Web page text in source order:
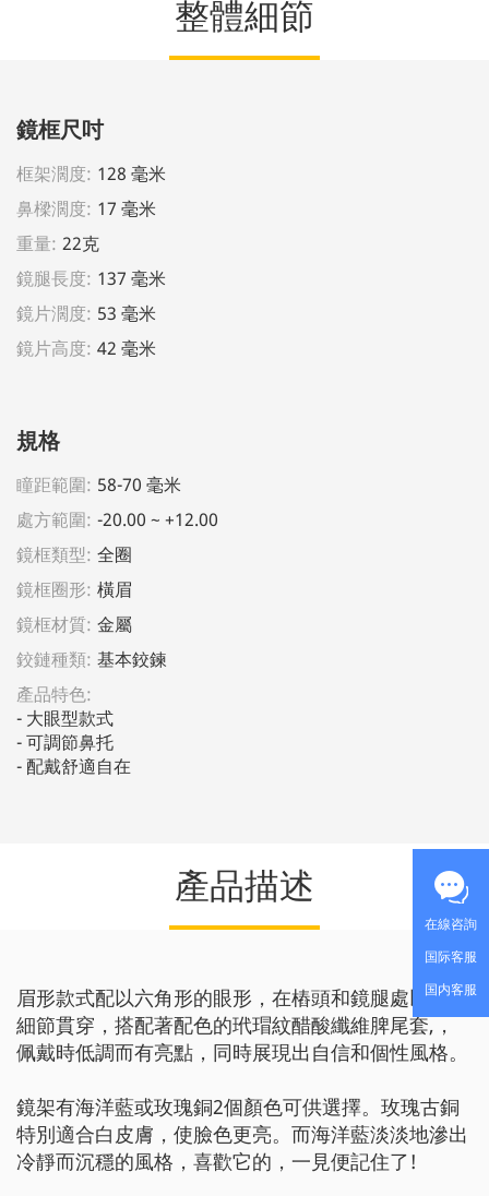
在線咨詢
国际客服
国内客服
整體細節
鏡框尺吋
框架濶度: 128 毫米
鼻樑濶度: 17 毫米
重量: 22克
鏡腿長度: 137 毫米
鏡片濶度: 53 毫米
鏡片高度: 42 毫米
規格
瞳距範圍: 58-70 毫米
處方範圍: -20.00 ~ +12.00
鏡框類型: 全圈
鏡框圈形: 橫眉
鏡框材質: 金屬
鉸鏈種類: 基本鉸鍊
產品特色:
- 大眼型款式
- 可調節鼻托
- 配戴舒適自在
產品描述
眉形款式配以六角形的眼形，在樁頭和鏡腿處以扭紋
細節貫穿，搭配著配色的玳瑁紋醋酸纖維脾尾套,，
佩戴時低調而有亮點，同時展現出自信和個性風格。
鏡架有海洋藍或玫瑰銅2個顏色可供選擇。玫瑰古銅
特別適合白皮膚，使臉色更亮。而海洋藍淡淡地滲出
冷靜而沉穩的風格，喜歡它的，一見便記住了!